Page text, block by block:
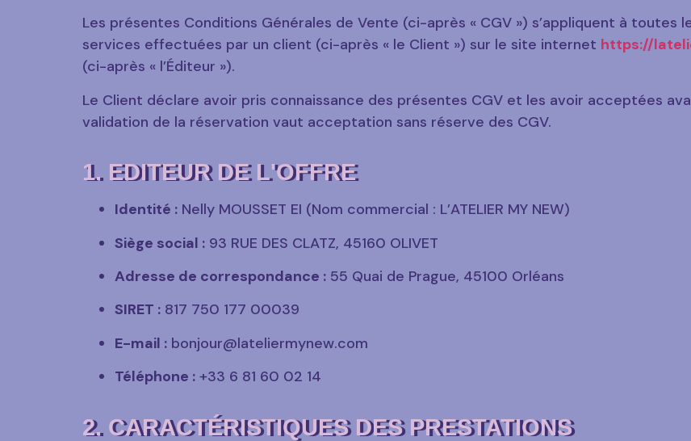
Les présentes Conditions Générales de Vente (ci-après « CGV ») s’appliquent à
services effectuées par un client (ci-après « le Client ») sur le site internet https://
(ci-après « l’Éditeur »).
Le Client déclare avoir pris connaissance des présentes CGV et les avoir acceptées
validation de la réservation vaut acceptation sans réserve des CGV.
1. EDITEUR DE L'OFFRE
Identité : Nelly MOUSSET EI (Nom commercial : L’ATELIER MY NEW)
Siège social : 93 RUE DES CLATZ, 45160 OLIVET
Adresse de correspondance : 55 Quai de Prague, 45100 Orléans
SIRET : 817 750 177 00039
E-mail : bonjour@lateliermynew.com
Téléphone : +33 6 81 60 02 14
2. CARACTÉRISTIQUES DES PRESTATIONS